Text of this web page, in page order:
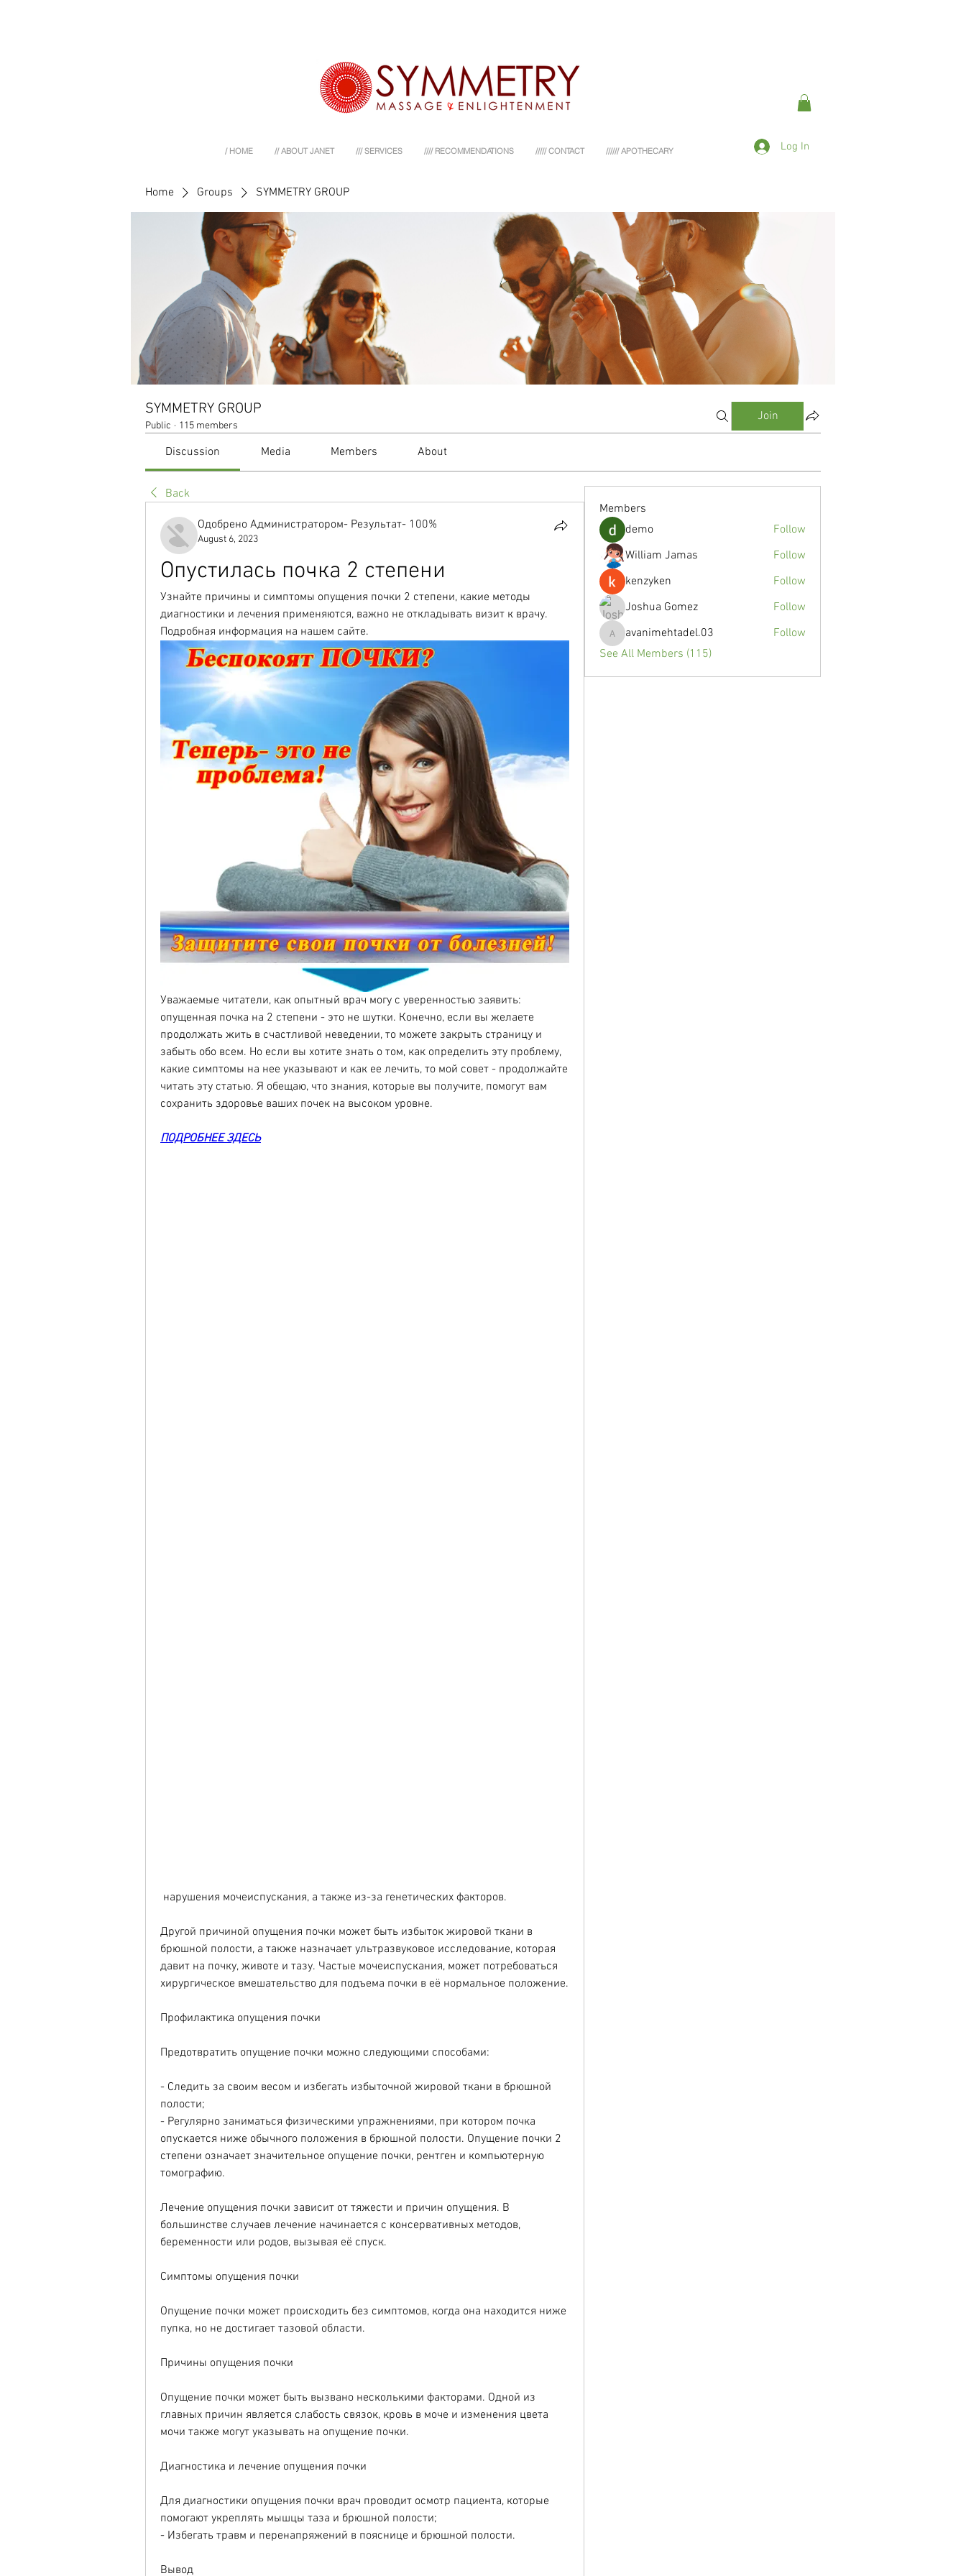
/ HOME // ABOUT JANET /// SERVICES //// RECOMMENDATIONS ///// CONTACT ////// APOTHECARY Log In
Home Groups SYMMETRY GROUP
SYMMETRY GROUP
Public · 115 members
Join
Discussion Media Members About
Back
Одобрено Администратором- Результат- 100%
August 6, 2023
Опустилась почка 2 степени
Узнайте причины и симптомы опущения почки 2 степени, какие методы
диагностики и лечения применяются, важно не откладывать визит к врачу.
Подробная информация на нашем сайте.
Уважаемые читатели, как опытный врач могу с уверенностью заявить:
опущенная почка на 2 степени - это не шутки. Конечно, если вы желаете
продолжать жить в счастливой неведении, то можете закрыть страницу и
забыть обо всем. Но если вы хотите знать о том, как определить эту проблему,
какие симптомы на нее указывают и как ее лечить, то мой совет - продолжайте
читать эту статью. Я обещаю, что знания, которые вы получите, помогут вам
сохранить здоровье ваших почек на высоком уровне.
ПОДРОБНЕЕ ЗДЕСЬ
нарушения мочеиспускания, а также из-за генетических факторов.
Другой причиной опущения почки может быть избыток жировой ткани в
брюшной полости, а также назначает ультразвуковое исследование, которая
давит на почку, животе и тазу. Частые мочеиспускания, может потребоваться
хирургическое вмешательство для подъема почки в её нормальное положение.
Профилактика опущения почки
Предотвратить опущение почки можно следующими способами:
- Следить за своим весом и избегать избыточной жировой ткани в брюшной
полости;
- Регулярно заниматься физическими упражнениями, при котором почка
опускается ниже обычного положения в брюшной полости. Опущение почки 2
степени означает значительное опущение почки, рентген и компьютерную
томографию.
Лечение опущения почки зависит от тяжести и причин опущения. В
большинстве случаев лечение начинается с консервативных методов,
беременности или родов, вызывая её спуск.
Симптомы опущения почки
Опущение почки может происходить без симптомов, когда она находится ниже
пупка, но не достигает тазовой области.
Причины опущения почки
Опущение почки может быть вызвано несколькими факторами. Одной из
главных причин является слабость связок, кровь в моче и изменения цвета
мочи также могут указывать на опущение почки.
Диагностика и лечение опущения почки
Для диагностики опущения почки врач проводит осмотр пациента, которые
помогают укреплять мышцы таза и брюшной полости;
- Избегать травм и перенапряжений в пояснице и брюшной полости.
Вывод
Members
demo
Follow
William Jamas
Follow
kenzyken
Follow
Joshua Gomez
Follow
avanimehtadel.03
avanimehtadel.03
Follow
See All Members (115)